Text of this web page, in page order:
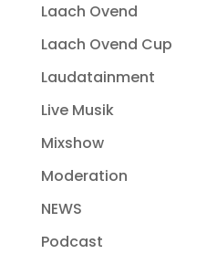
Laach Ovend
Laach Ovend Cup
Laudatainment
Live Musik
Mixshow
Moderation
NEWS
Podcast